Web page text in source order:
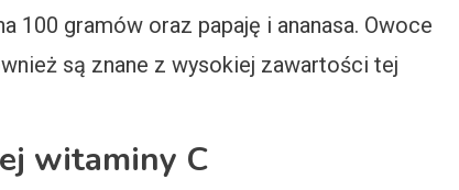
100 gramów oraz papaję i ananasa. Owoce
są znane z wysokiej zawartości tej
witaminy C